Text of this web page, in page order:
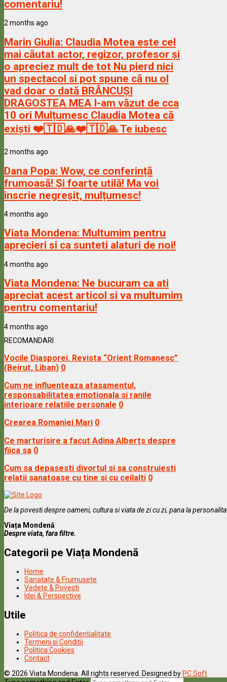
comentariu!
2 months ago
Marin Giulia: Claudia Motea este cel
mai căutat actor, regizor, profesor și
o apreciez mult de tot Nu pierd nici
un spectacol si pot spune că nu ol
vad doar o dată BRÂNCUȘI
DRAGOSTEA MEA l-am văzut de cca
10 ori Mulțumesc Claudia Motea că
exiști ❤️🇹🇩🙏❤️🇹🇩🙏 Te iubesc
2 months ago
Dana Popa: Wow, ce conferință
frumoasă! Și foarte utilă! Ma voi
înscrie negreșit, mulțumesc!
4 months ago
Viata Mondena: Multumim pentru
aprecieri si ca sunteti alaturi de noi!
4 months ago
Viata Mondena: Ne bucuram ca ati
apreciat acest articol si va multumim
pentru comentariu!
4 months ago
RECOMANDARI
Vocile Diasporei. Revista “Orient Romanesc”
(Beirut, Liban) 0
Cum ne influenteaza atasamentul,
responsabilitatea emotionala si ranile
interioare relatiile personale 0
Crearea Romaniei Mari 0
Ce marturisire a facut Adina Alberts despre
fiica sa 0
Cum sa depasesti divortul si sa construiesti
relatii sanatoase cu tine si cu ceilalti 0
De la povesti despre oameni, cultura si viata de zi cu zi, pana la
Viața Mondenă
Despre viata, fara filtre.
Categorii pe Viața Mondenă
Home
Sanatate & Frumusete
Vedete & Povesti
Idei & Perspective
Utile
Politica de confidentialitate
Termeni si Conditii
Politica Cookies
Contact
© 2026 Viata Mondena. All rights reserved. Designed by PC Soft